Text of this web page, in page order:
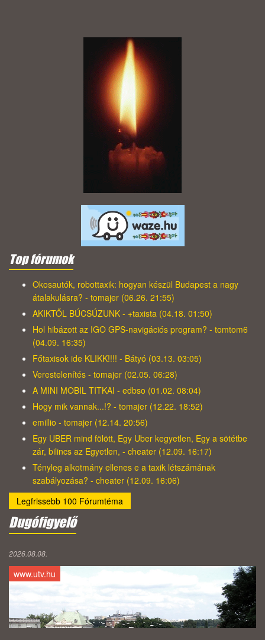
Top fórumok
Okosautók, robottaxik: hogyan készül Budapest a nagy
átalakulásra? - tomajer (06.26. 21:55)
AKIKTŐL BÚCSÚZUNK - +taxista (04.18. 01:50)
Hol hibázott az IGO GPS-navigációs program? - tomtom6
(04.09. 16:35)
Főtaxisok ide KLIKK!!!! - Bátyó (03.13. 03:05)
Verestelenítés - tomajer (02.05. 06:28)
A MINI MOBIL TITKAI - edbso (01.02. 08:04)
Hogy mik vannak...!? - tomajer (12.22. 18:52)
emillio - tomajer (12.14. 20:56)
Egy UBER mind fölött, Egy Uber kegyetlen, Egy a sötétbe
zár, bilincs az Egyetlen, - cheater (12.09. 16:17)
Tényleg alkotmány ellenes e a taxik létszámának
szabályozása? - cheater (12.09. 16:06)
Legfrissebb 100 Fórumtéma
Dugófigyelő
2026.08.08.
www.utv.hu